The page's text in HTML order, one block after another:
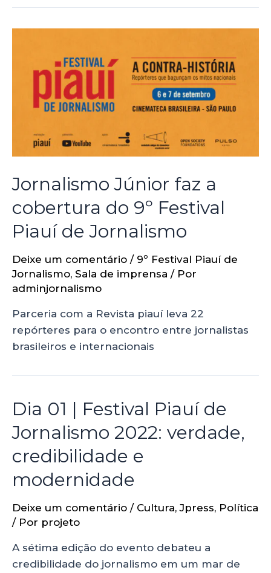
Jornalismo Júnior faz a
cobertura do 9º Festival
Piauí de Jornalismo
Deixe um comentário / 9º Festival Piauí de
Jornalismo, Sala de imprensa / Por
adminjornalismo
Parceria com a Revista piauí leva 22
repórteres para o encontro entre jornalistas
brasileiros e internacionais
Dia 01 | Festival Piauí de
Jornalismo 2022: verdade,
credibilidade e
modernidade
Deixe um comentário / Cultura,Jpress, Política
/ Por projeto
A sétima edição do evento debateu a
credibilidade do jornalismo em um mar de